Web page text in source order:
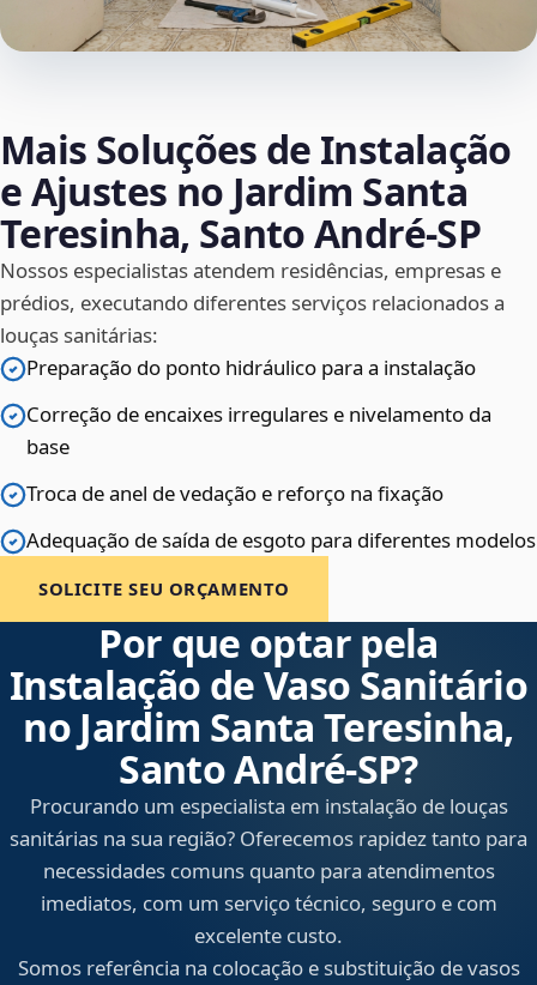
Mais Soluções de Instalação
e Ajustes no Jardim Santa
Teresinha, Santo André‑SP
Nossos especialistas atendem residências, empresas e
prédios, executando diferentes serviços relacionados a
louças sanitárias:
Preparação do ponto hidráulico para a instalação
Correção de encaixes irregulares e nivelamento da
base
Troca de anel de vedação e reforço na fixação
Adequação de saída de esgoto para diferentes modelos
SOLICITE SEU ORÇAMENTO
Por que optar pela
Instalação de Vaso Sanitário
no Jardim Santa Teresinha,
Santo André‑SP?
Procurando um especialista em instalação de louças
sanitárias na sua região? Oferecemos rapidez tanto para
necessidades comuns quanto para atendimentos
imediatos, com um serviço técnico, seguro e com
excelente custo.
Somos referência na colocação e substituição de vasos